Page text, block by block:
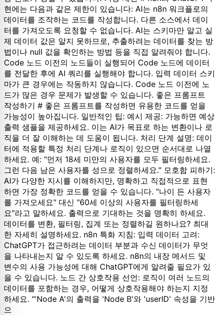
현에는 다음과 같은 제한이 있습니다: AI는 n8n 워크플로의
데이터를 조작하는 코드를 작성합니다. 다른 소스에서 데이
터를 가져오도록 요청할 수 없습니다. AI는 스키마만 알고 실
제 데이터 값은 알지 못하므로, 추출하려는 데이터를 찾는 방
법이나 null 값을 확인하는 방법 등을 직접 알려줘야 합니다.
Code 노드 이전의 노드들이 실행되어 Code 노드에 데이터
를 전달한 후에 AI 쿼리를 실행해야 합니다. 입력 데이터 스키
마가 큰 경우에는 작동하지 않습니다. Code 노드 이전에 노
드가 많은 경우 문제가 발생할 수 있습니다. 좋은 프롬프트
작성하기 # 좋은 프롬프트를 작성하면 유용한 코드를 얻을
가능성이 높아집니다. 일반적인 팁: 예시 제공: 가능하면 예상
출력 샘플을 제공하세요. 이는 AI가 목표로 하는 변환이나 로
직을 더 잘 이해하는 데 도움이 됩니다. 처리 단계 설명: 데이
터에 적용할 특정 처리 단계나 로직이 있으면 순서대로 나열
하세요. 예: "먼저 18세 미만의 사용자를 모두 필터링하세요.
그런 다음 남은 사용자를 성으로 정렬하세요." 모호함 피하기:
AI가 다양한 지시를 이해하지만, 명확하고 직접적으로 표현
하면 가장 정확한 코드를 얻을 수 있습니다. "나이 든 사용자
를 가져오세요" 대신 "60세 이상의 사용자를 필터링하세
요"라고 말하세요. 출력으로 기대하는 것을 명확히 하세요.
데이터를 변환, 필터링, 집계 또는 정렬하길 원하나요? 최대
한 자세히 설명하세요. n8n 특화 지침: 입력 데이터 고려:
ChatGPT가 접근하려는 데이터 부분과 수신 데이터가 무엇
을 나타내는지 알 수 있도록 하세요. n8n의 내장 메서드 및
변수의 사용 가능성에 대해 ChatGPT에게 알려줄 필요가 있
을 수 있습니다. 노드 간 상호작용 선언: 로직이 여러 노드의
데이터를 포함하는 경우, 어떻게 상호작용해야 하는지 지정
하세요. "'Node A'의 출력을 'Node B'와 'userID' 속성을 기반
으